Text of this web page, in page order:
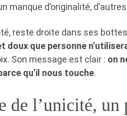
manque d’originalité,
reste droite dans ses
doux que personne
Son message est clair : on
qu’il nous touche.
de l’unicité, un